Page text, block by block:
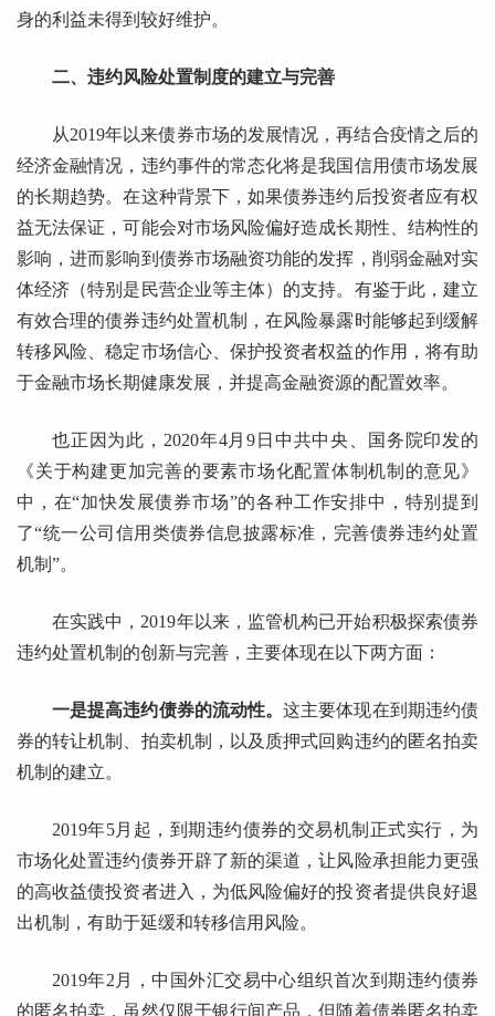
身的利益未得到较好维护。
二、违约风险处置制度的建立与完善
从2019年以来债券市场的发展情况，再结合疫情之后的
经济金融情况，违约事件的常态化将是我国信用债市场发展
的长期趋势。在这种背景下，如果债券违约后投资者应有权
益无法保证，可能会对市场风险偏好造成长期性、结构性的
影响，进而影响到债券市场融资功能的发挥，削弱金融对实
体经济（特别是民营企业等主体）的支持。有鉴于此，建立
有效合理的债券违约处置机制，在风险暴露时能够起到缓解
转移风险、稳定市场信心、保护投资者权益的作用，将有助
于金融市场长期健康发展，并提高金融资源的配置效率。
也正因为此，2020年4月9日中共中央、国务院印发的
《关于构建更加完善的要素市场化配置体制机制的意见》
中，在“加快发展债券市场”的各种工作安排中，特别提到
了“统一公司信用类债券信息披露标准，完善债券违约处置
机制”。
在实践中，2019年以来，监管机构已开始积极探索债券
违约处置机制的创新与完善，主要体现在以下两方面：
一是提高违约债券的流动性。这主要体现在到期违约债
券的转让机制、拍卖机制，以及质押式回购违约的匿名拍卖
机制的建立。
2019年5月起，到期违约债券的交易机制正式实行，为
市场化处置违约债券开辟了新的渠道，让风险承担能力更强
的高收益债投资者进入，为低风险偏好的投资者提供良好退
出机制，有助于延缓和转移信用风险。
2019年2月，中国外汇交易中心组织首次到期违约债券
的匿名拍卖，虽然仅限于银行间产品，但随着债券匿名拍卖